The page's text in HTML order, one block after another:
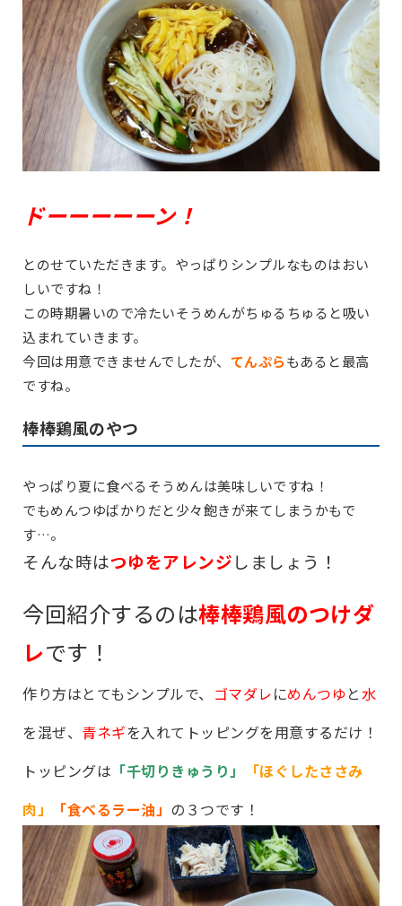
ドーーーーーン！
とのせていただきます。やっぱりシンプルなものはおい
しいですね！
この時期暑いので冷たいそうめんがちゅるちゅると吸い
込まれていきます。
今回は用意できませんでしたが、 てんぷらもあると最高
ですね。
棒棒鶏風のやつ
やっぱり夏に食べるそうめんは美味しいですね！
でもめんつゆばかりだと少々飽きが来てしまうかもで
す…。
そんな時はつゆをアレンジしましょう！
今回紹介するのは棒棒鶏風のつけダ
レです！
作り方はとてもシンプルで、 ゴマダレにめんつゆと水
を混ぜ、 青ネギを入れてトッピングを用意するだけ！
トッピングは 「千切りきゅうり」
「ほぐしたささみ
肉」
「食べるラー油」 の３つです！